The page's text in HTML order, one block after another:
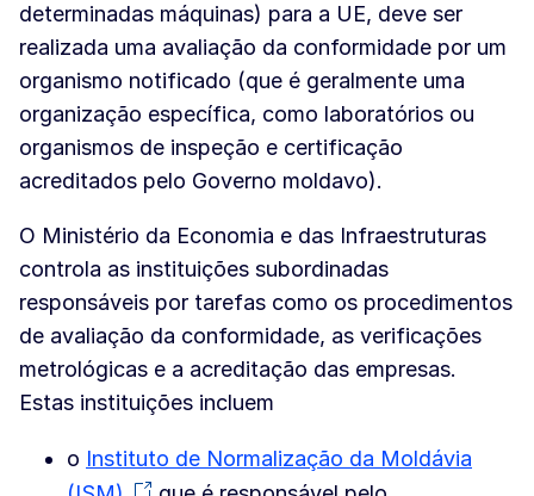
determinadas máquinas) para a UE, deve ser
realizada uma avaliação da conformidade por um
organismo notificado (que é geralmente uma
organização específica, como laboratórios ou
organismos de inspeção e certificação
acreditados pelo Governo moldavo).
O Ministério da Economia e das Infraestruturas
controla as instituições subordinadas
responsáveis por tarefas como os procedimentos
de avaliação da conformidade, as verificações
metrológicas e a acreditação das empresas.
Estas instituições incluem
o Instituto de Normalização da Moldávia